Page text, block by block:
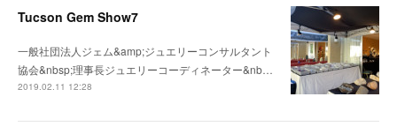
Tucson Gem Show7
一般社団法人ジェム&amp;ジュエリーコンサルタント
協会&nbsp;理事長ジュエリーコーディネーター&nb…
2019.02.11 12:28